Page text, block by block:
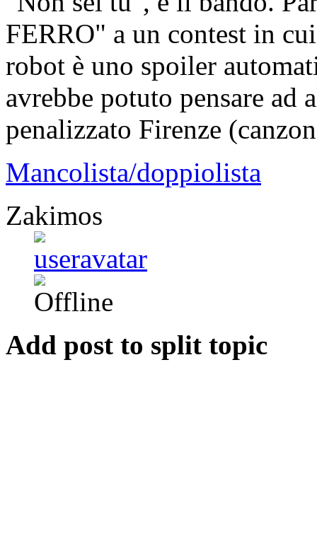
FERRO" a un contest in
robot è uno spoiler
avrebbe potuto pensare ad
penalizzato Firenze
Mancolista/doppiolista
Zakimos
Add post to split topic